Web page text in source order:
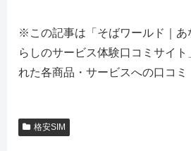
※この記事は「そばワールド｜あ
らしのサービス体験口コミサイ
れた各商品・サービスへの口コミ
格安SIM